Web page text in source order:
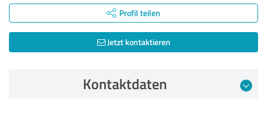
Profil teilen
Jetzt kontaktieren
Kontaktdaten